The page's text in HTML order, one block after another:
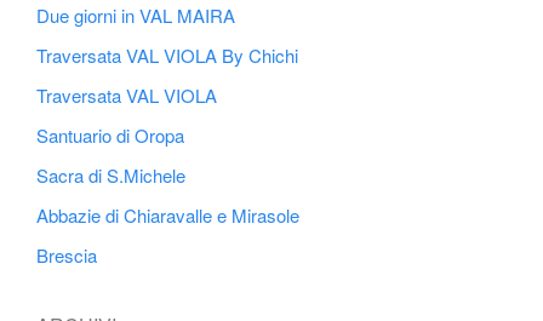
Due giorni in VAL MAIRA
Traversata VAL VIOLA By Chichi
Traversata VAL VIOLA
Santuario di Oropa
Sacra di S.Michele
Abbazie di Chiaravalle e Mirasole
Brescia